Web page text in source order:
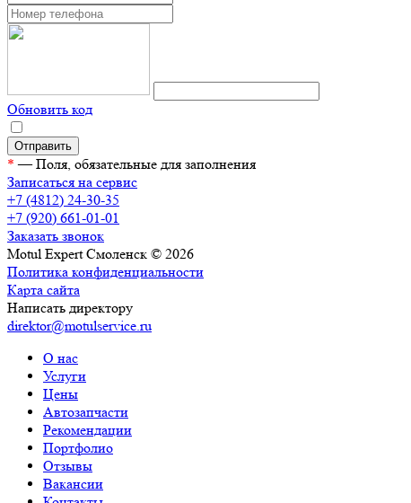
Обновить код
* — Поля, обязательные для заполнения
Записаться на сервис
+7 (4812) 24-30-35
+7 (920) 661-01-01
Заказать звонок
Motul Expert Смоленск © 2026
Политика конфиденциальности
Карта сайта
Написать директору
direktor@motulservice.ru
О нас
Услуги
Цены
Автозапчасти
Рекомендации
Портфолио
Отзывы
Вакансии